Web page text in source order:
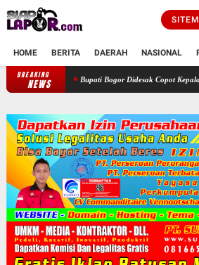
HOME BERITA DAERAH NASIONAL
BREAKING
NEWSBupati Bogor Didesak Copot Kepala Desa